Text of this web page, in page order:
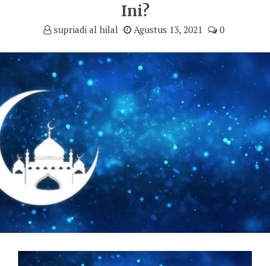
Ini?
supriadi al hilal Agustus 13, 2021 0